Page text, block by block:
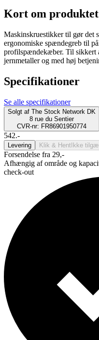
Kort om produktet
Maskinskruestikker til gør det
ergonomiske spændegreb til
profilspændekæber. Til sikkert
jernmetaller og med høj
Specifikationer
Se alle specifikationer
Solgt af The Stock Network DK
8 rue du Sentier
CVR-nr: FR86901950774
542.-
Levering Klik & Hent Ikke
Forsendelse fra 29,-
Afhængig af område og
check-out